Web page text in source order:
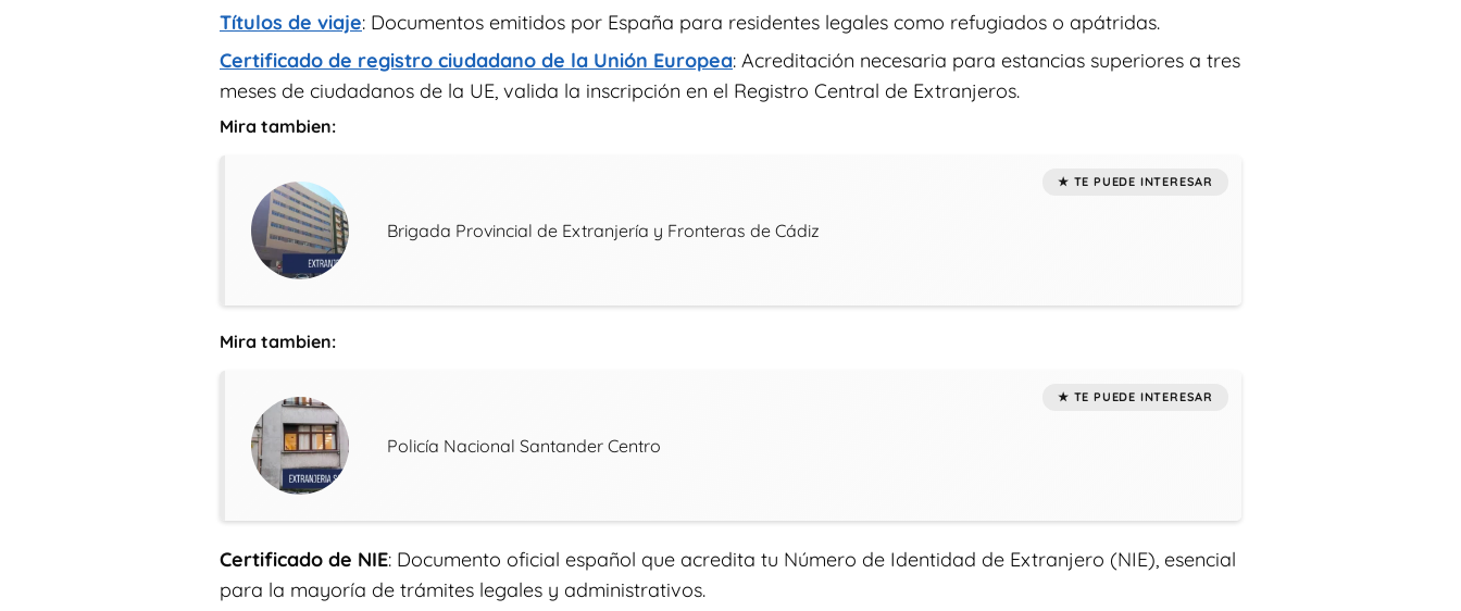
Títulos de viaje: Documentos emitidos por España para residentes legales como refugiados o apátridas.
Certificado de registro ciudadano de la Unión Europea: Acreditación necesaria para estancias superiores a tres
meses de ciudadanos de la UE, valida la inscripción en el Registro Central de Extranjeros.
Mira tambien:
Brigada Provincial de Extranjería y Fronteras de Cádiz
Mira tambien:
Policía Nacional Santander Centro
Certificado de NIE: Documento oficial español que acredita tu Número de Identidad de Extranjero (NIE), esencial
para la mayoría de trámites legales y administrativos.